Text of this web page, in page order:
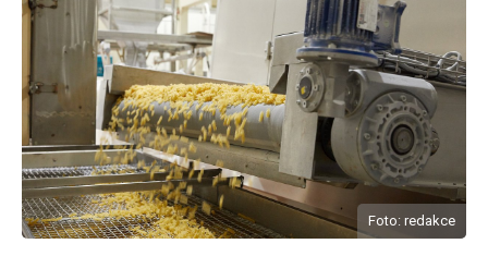
Foto: redakce